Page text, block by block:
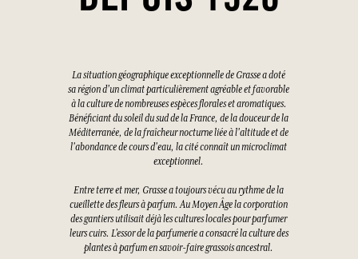
La situation géographique exceptionnelle de Grasse a doté
sa région d'un climat particulièrement agréable et favorable
à la culture de nombreuses espèces florales et aromatiques.
Bénéficiant du soleil du sud de la France, de la douceur de la
Méditerranée, de la fraîcheur nocturne liée à l'altitude et de
l'abondance de cours d'eau, la cité connaît un microclimat
exceptionnel.
Entre terre et mer, Grasse a toujours vécu au rythme de la
cueillette des fleurs à parfum. Au Moyen Âge la corporation
des gantiers utilisait déjà les cultures locales pour parfumer
leurs cuirs. L’essor de la parfumerie a consacré la culture des
plantes à parfum en savoir-faire grassois ancestral.